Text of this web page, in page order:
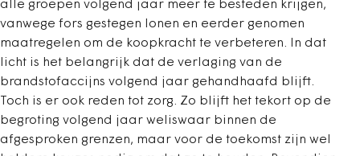
alle groepen volgend jaar meer te besteden krijgen,
vanwege fors gestegen lonen en eerder genomen
maatregelen om de koopkracht te verbeteren. In dat
licht is het belangrijk dat de verlaging van de
brandstofaccijns volgend jaar gehandhaafd blijft.
Toch is er ook reden tot zorg. Zo blijft het tekort op de
begroting volgend jaar weliswaar binnen de
afgesproken grenzen, maar voor de toekomst zijn wel